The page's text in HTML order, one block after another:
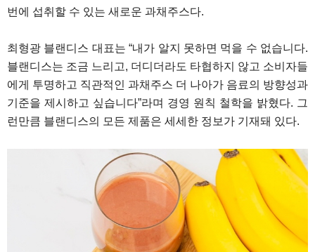
번에 섭취할 수 있는 새로운 과채주스다.
최형광 블랜디스 대표는 “내가 알지 못하면 먹을 수 없습니다.
블랜디스는 조금 느리고, 더디더라도 타협하지 않고 소비자들
에게 투명하고 직관적인 과채주스 더 나아가 음료의 방향성과
기준을 제시하고 싶습니다”라며 경영 원칙 철학을 밝혔다. 그
런만큼 블랜디스의 모든 제품은 세세한 정보가 기재돼 있다.